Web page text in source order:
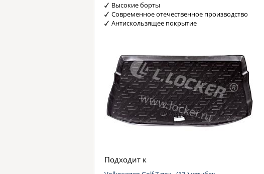
Высокие борты
Современное отечественное производство
Антискользящее покрытие
Подходит к